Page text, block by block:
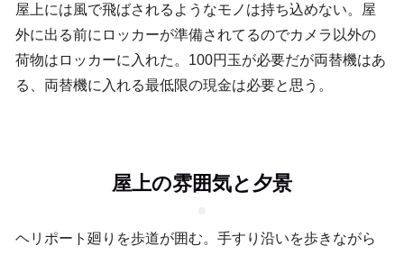
屋上には風で飛ばされるようなモノは持ち込めない。屋
外に出る前にロッカーが準備されてるのでカメラ以外の
荷物はロッカーに入れた。100円玉が必要だが両替機はあ
る、両替機に入れる最低限の現金は必要と思う。
屋上の雰囲気と夕景
ヘリポート廻りを歩道が囲む。手すり沿いを歩きながら